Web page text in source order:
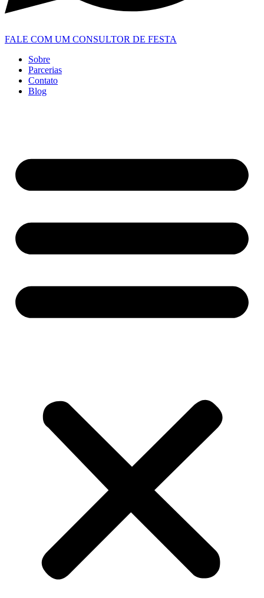
FALE COM UM CONSULTOR DE FESTA
Sobre
Parcerias
Contato
Blog